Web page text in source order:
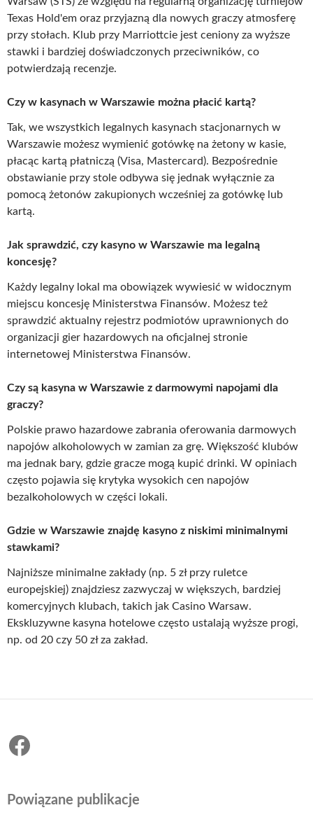
Texas Hold'em oraz przyjazną dla nowych graczy atmosferę
przy stołach. Klub przy Marriottcie jest ceniony za wyższe
stawki i bardziej doświadczonych przeciwników, co
potwierdzają recenzje.
Czy w kasynach w Warszawie można płacić kartą?
Tak, we wszystkich legalnych kasynach stacjonarnych w
Warszawie możesz wymienić gotówkę na żetony w kasie,
płacąc kartą płatniczą (Visa, Mastercard). Bezpośrednie
obstawianie przy stole odbywa się jednak wyłącznie za
pomocą żetonów zakupionych wcześniej za gotówkę lub
kartą.
Jak sprawdzić, czy kasyno w Warszawie ma legalną
koncesję?
Każdy legalny lokal ma obowiązek wywiesić w widocznym
miejscu koncesję Ministerstwa Finansów. Możesz też
sprawdzić aktualny rejestrz podmiotów uprawnionych do
organizacji gier hazardowych na oficjalnej stronie
internetowej Ministerstwa Finansów.
Czy są kasyna w Warszawie z darmowymi napojami dla
graczy?
Polskie prawo hazardowe zabrania oferowania darmowych
napojów alkoholowych w zamian za grę. Większość klubów
ma jednak bary, gdzie gracze mogą kupić drinki. W opiniach
często pojawia się krytyka wysokich cen napojów
bezalkoholowych w części lokali.
Gdzie w Warszawie znajdę kasyno z niskimi minimalnymi
stawkami?
Najniższe minimalne zakłady (np. 5 zł przy ruletce
europejskiej) znajdziesz zazwyczaj w większych, bardziej
komercyjnych klubach, takich jak Casino Warsaw.
Ekskluzywne kasyna hotelowe często ustalają wyższe progi,
np. od 20 czy 50 zł za zakład.
Facebook
Powiązane publikacje